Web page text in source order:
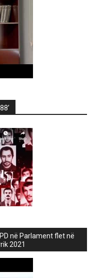
në Parlament flet në
2021